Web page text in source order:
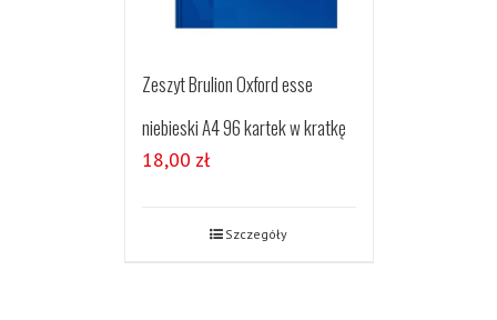
Zeszyt Brulion Oxford esse
niebieski A4 96 kartek w kratkę
18,00 zł
Szczegóły